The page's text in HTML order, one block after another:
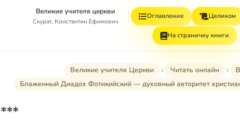
Великие учителя церкви
Скурат, Константин Ефимович
Оглавление Целиком
На страничку книги
Великие учителя Церкви Читать онлайн
Блаженный Диадох Фотикийский — духовный авторитет
***